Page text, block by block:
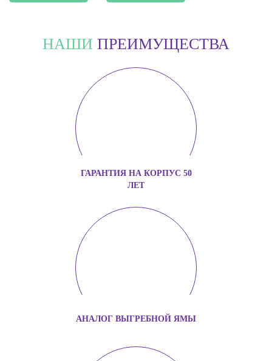
НАШИ ПРЕИМУЩЕСТВА
ГАРАНТИЯ НА КОРПУС 50
ЛЕТ
АНАЛОГ ВЫГРЕБНОЙ ЯМЫ